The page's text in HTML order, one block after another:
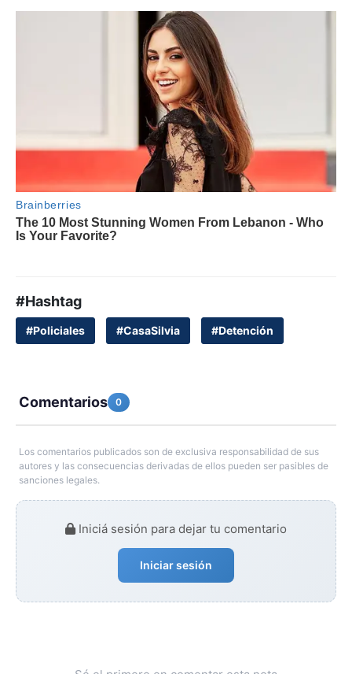
#Hashtag
#Policiales #CasaSilvia #Detención
Comentarios 0
Los comentarios publicados son de exclusiva responsabilidad de sus
autores y las consecuencias derivadas de ellos pueden ser pasibles de
sanciones legales.
Iniciá sesión para dejar tu comentario
Iniciar sesión